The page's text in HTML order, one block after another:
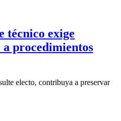
técnico exige
procedimientos
electo, contribuya a preservar